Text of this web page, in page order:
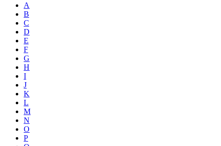
A
B
C
D
E
F
G
H
I
J
K
L
M
N
O
P